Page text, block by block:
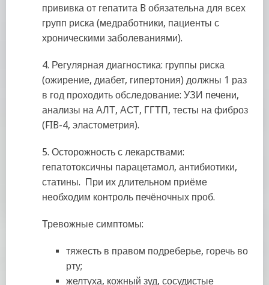
прививка от гепатита B обязательна для всех
групп риска (медработники, пациенты с
хроническими заболеваниями).
4. Регулярная диагностика: группы риска
(ожирение, диабет, гипертония) должны 1 раз
в год проходить обследование: УЗИ печени,
анализы на АЛТ, АСТ, ГГТП, тесты на фиброз
(FIB-4, эластометрия).
5. Осторожность с лекарствами:
гепатотоксичны парацетамол, антибиотики,
статины. При их длительном приёме
необходим контроль печёночных проб.
Тревожные симптомы:
тяжесть в правом подреберье, горечь во
рту;
желтуха, кожный зуд, сосудистые